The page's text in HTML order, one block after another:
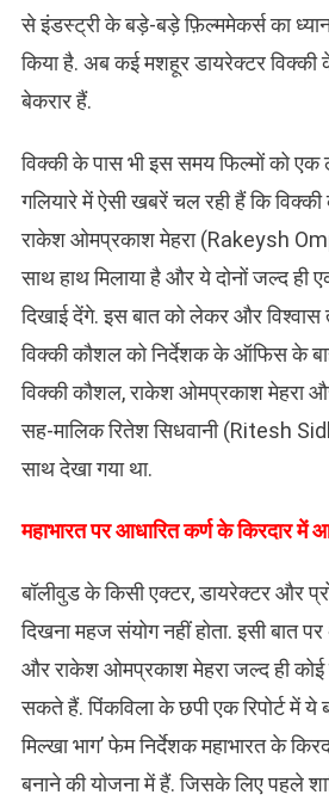
से इंडस्ट्री के बड़े-बड़े फ़िल्ममेकर्स का
किया है. अब कई मशहूर डायरेक्टर
बेकरार हैं.
विक्की के पास भी इस समय फिल्मों को एक
गलियारे में ऐसी खबरें चल रही हैं कि
राकेश ओमप्रकाश मेहरा (Rakeysh
साथ हाथ मिलाया है और ये दोनों जल्द ही
दिखाई देंगे. इस बात को लेकर और विश्वास
विक्की कौशल को निर्देशक के ऑफिस के
विक्की कौशल, राकेश ओमप्रकाश मेहरा
सह-मालिक रितेश सिधवानी (Ritesh
साथ देखा गया था.
महाभारत पर आधारित कर्ण के किरदार में
बॉलीवुड के किसी एक्टर, डायरेक्टर और
दिखना महज संयोग नहीं होता. इसी बात
और राकेश ओमप्रकाश मेहरा जल्द ही
सकते हैं. पिंकविला के छपी एक रिपोर्ट में ये
मिल्खा भाग’ फेम निर्देशक महाभारत के
बनाने की योजना में हैं. जिसके लिए पहले